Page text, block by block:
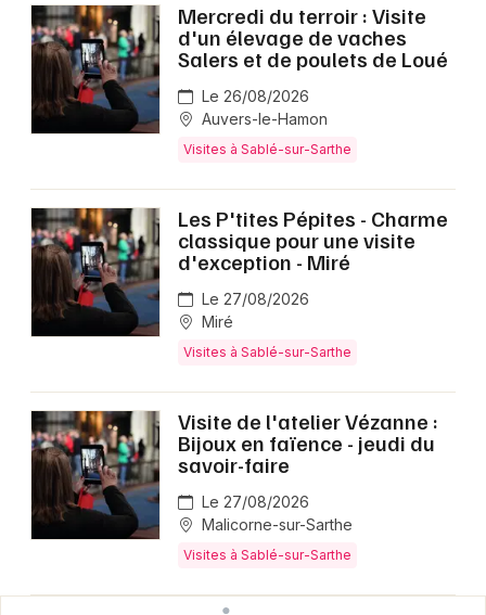
Mercredi du terroir : Visite
d'un élevage de vaches
Salers et de poulets de Loué
Le 26/08/2026
Auvers-le-Hamon
Visites à Sablé-sur-Sarthe
Les P'tites Pépites - Charme
classique pour une visite
d'exception - Miré
Le 27/08/2026
Miré
Visites à Sablé-sur-Sarthe
Visite de l'atelier Vézanne :
Bijoux en faïence - jeudi du
savoir-faire
Le 27/08/2026
Malicorne-sur-Sarthe
Visites à Sablé-sur-Sarthe